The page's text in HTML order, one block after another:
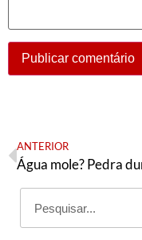
ANTERIOR
Água mole? Pedra